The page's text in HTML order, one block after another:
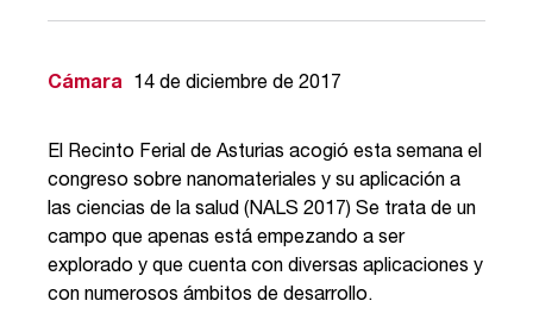
Cámara 14 de diciembre de 2017
El Recinto Ferial de Asturias acogió esta semana el
congreso sobre nanomateriales y su aplicación a
las ciencias de la salud (NALS 2017) Se trata de un
campo que apenas está empezando a ser
explorado y que cuenta con diversas aplicaciones y
con numerosos ámbitos de desarrollo.